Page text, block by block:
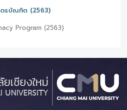
รบัณฑิต (2563)
Program (2563)